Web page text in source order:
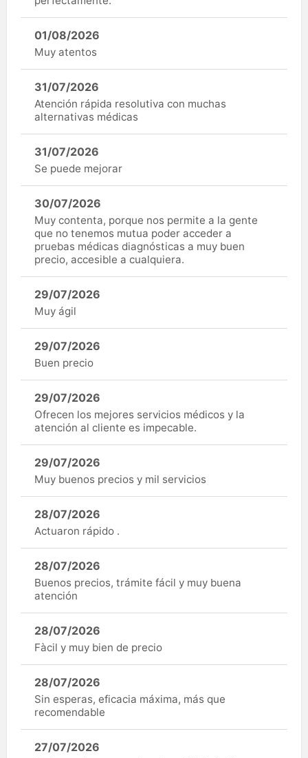
01/08/2026
Muy atentos
31/07/2026
Atención rápida resolutiva con muchas
alternativas médicas
31/07/2026
Se puede mejorar
30/07/2026
Muy contenta, porque nos permite a la gente
que no tenemos mutua poder acceder a
pruebas médicas diagnósticas a muy buen
precio, accesible a cualquiera.
29/07/2026
Muy ágil
29/07/2026
Buen precio
29/07/2026
Ofrecen los mejores servicios médicos y la
atención al cliente es impecable.
29/07/2026
Muy buenos precios y mil servicios
28/07/2026
Actuaron rápido .
28/07/2026
Buenos precios, trámite fácil y muy buena
atención
28/07/2026
Fàcil y muy bien de precio
28/07/2026
Sin esperas, eficacia máxima, más que
recomendable
27/07/2026